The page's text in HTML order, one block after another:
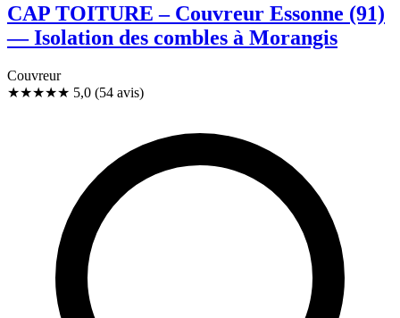
CAP TOITURE – Couvreur Essonne (91)
— Isolation des combles à Morangis
Couvreur
★★★★★ 5,0 (54 avis)